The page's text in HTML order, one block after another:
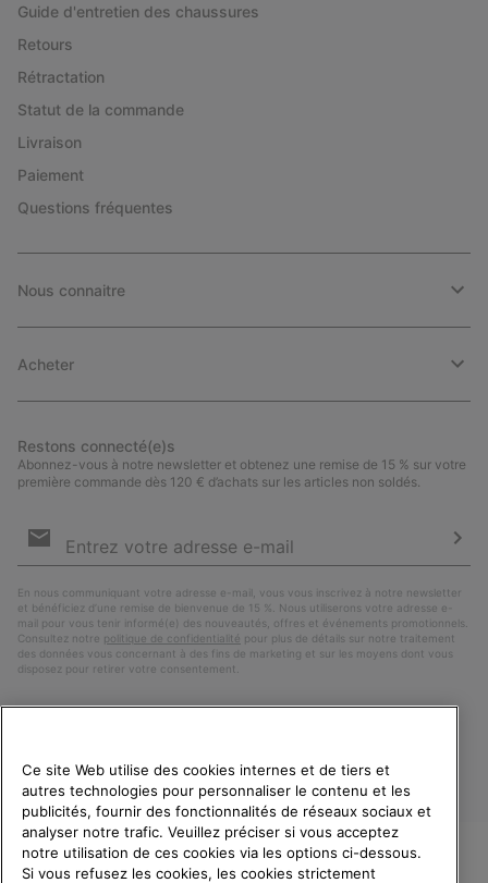
Guide d'entretien des chaussures
Retours
Rétractation
Statut de la commande
Livraison
Paiement
Questions fréquentes
Nous connaitre
Acheter
Restons connecté(e)s
Abonnez-vous à notre newsletter et obtenez une remise de 15 % sur votre
première commande dès 120 € d’achats sur les articles non soldés.
par
En nous communiquant votre adresse e-mail, vous vous inscrivez à notre newsletter
et bénéficiez d’une remise de bienvenue de 15 %. Nous utiliserons votre adresse e-
mail pour vous tenir informé(e) des nouveautés, offres et événements promotionnels.
Consultez notre politique de confidentialité pour plus de détails sur notre traitement
des données vous concernant à des fins de marketing et sur les moyens dont vous
disposez pour retirer votre consentement.
France
Ce site Web utilise des cookies internes et de tiers et
autres technologies pour personnaliser le contenu et les
publicités, fournir des fonctionnalités de réseaux sociaux et
analyser notre trafic. Veuillez préciser si vous acceptez
notre utilisation de ces cookies via les options ci-dessous.
Si vous refusez les cookies, les cookies strictement